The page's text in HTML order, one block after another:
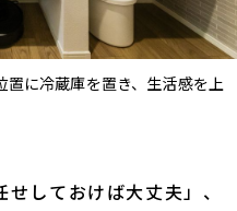
に冷蔵庫を置き、生活感を上
しておけば大丈夫」、